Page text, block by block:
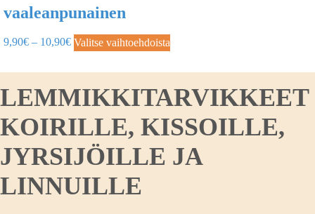
vaaleanpunainen
9,90€ – 10,90€ Valitse vaihtoehdoista
LEMMIKKITARVIKKEET
KOIRILLE, KISSOILLE,
JYRSIJÖILLE JA
LINNUILLE